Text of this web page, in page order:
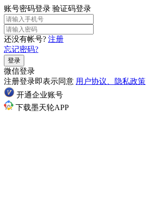
账号密码登录 验证码登录
还没有帐号? 注册
忘记密码?
登录
微信登录
注册登录即表示同意 用户协议、隐私政策
开通企业账号
下载墨天轮APP